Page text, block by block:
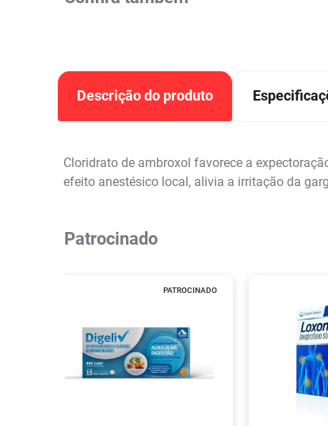
Descrição do produto
Cloridrato de ambroxol favorece a
efeito anestésico local, alivia a irritação da
Patrocinado
PATROCINADO